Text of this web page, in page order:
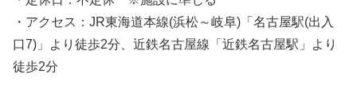
・アクセス：JR東海道本線(浜松～岐阜)「名古屋駅(出入
口7)」より徒歩2分、近鉄名古屋線「近鉄名古屋駅」より
徒歩2分